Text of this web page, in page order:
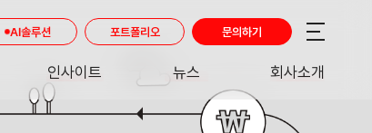
인사이트
INSIGHT
뉴스
NEWS
회사소개
AI솔루션 포트폴리오 문의하기